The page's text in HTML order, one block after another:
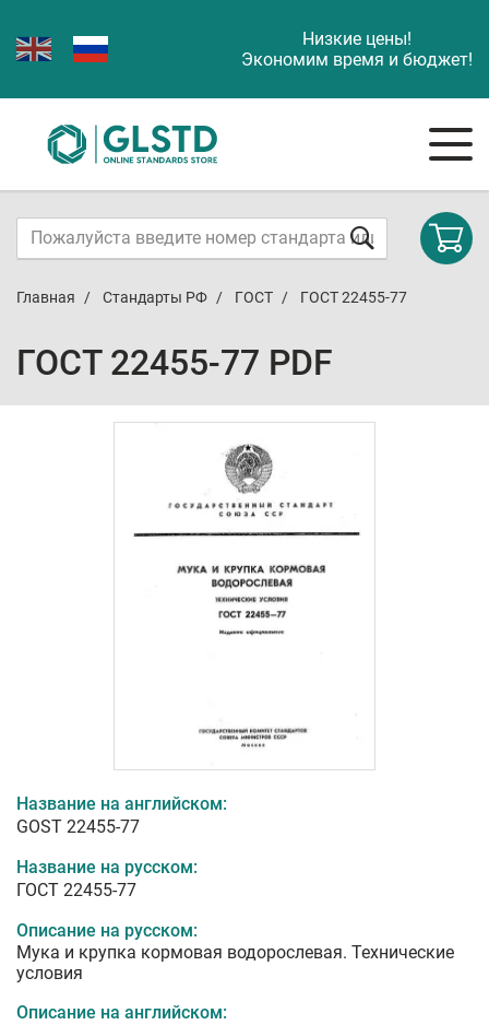
Низкие цены!
Экономим время и бюджет!
Главная Стандарты РФ ГОСТ ГОСТ 22455-77
ГОСТ 22455-77 PDF
Название на английском:
GOST 22455-77
Название на русском:
ГОСТ 22455-77
Описание на русском:
Мука и крупка кормовая водорослевая. Технические
условия
Описание на английском: